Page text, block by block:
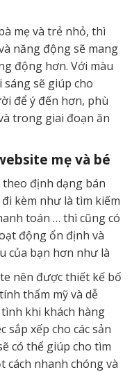
mẹ và trẻ nhỏ, thì
năng động sẽ mang
động hơn. Với màu
sẽ giúp cho
để ý đến hơn, phù
trong giai đoạn ăn
mẹ và bé
định dạng bán
kèm như là tìm kiếm
toán … thì cũng có
động ổn định và
của bạn hơn như là
nên được thiết kế bố
thẩm mỹ và dễ
khi khách hàng
sắp xếp cho các sản
có thể giúp cho tìm
cách nhanh chóng và